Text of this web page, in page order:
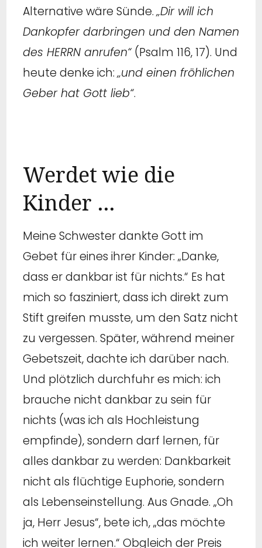
Alternative wäre Sünde.„Dir will ich
Dankopfer darbringen und den Namen
des HERRN anrufen“ (Psalm 116, 17). Und
heute denke ich:„und einen fröhlichen
Geber hat Gott lieb“.
Werdet wie die
Kinder …
Meine Schwester dankte Gott im
Gebet für eines ihrer Kinder: „Danke,
dass er dankbar ist für nichts.“ Es hat
mich so fasziniert, dass ich direkt zum
Stift greifen musste, um den Satz nicht
zu vergessen. Später, während meiner
Gebetszeit, dachte ich darüber nach.
Und plötzlich durchfuhr es mich: ich
brauche nicht dankbar zu sein für
nichts (was ich als Hochleistung
empfinde), sondern darf lernen, für
alles dankbar zu werden: Dankbarkeit
nicht als flüchtige Euphorie, sondern
als Lebenseinstellung. Aus Gnade. „Oh
ja, Herr Jesus“, bete ich, „das möchte
ich weiter lernen.“ Obgleich der Preis